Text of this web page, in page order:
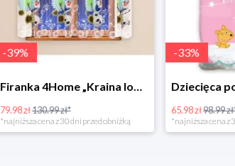
-39%
Firanka 4Home „Kraina lodu” (Frozen)
79.98 zł130.99 zł*
*najniższa cena z 30 dni przed obniżką
-33%
65.98 zł98.99 zł*
*najniższa cena z